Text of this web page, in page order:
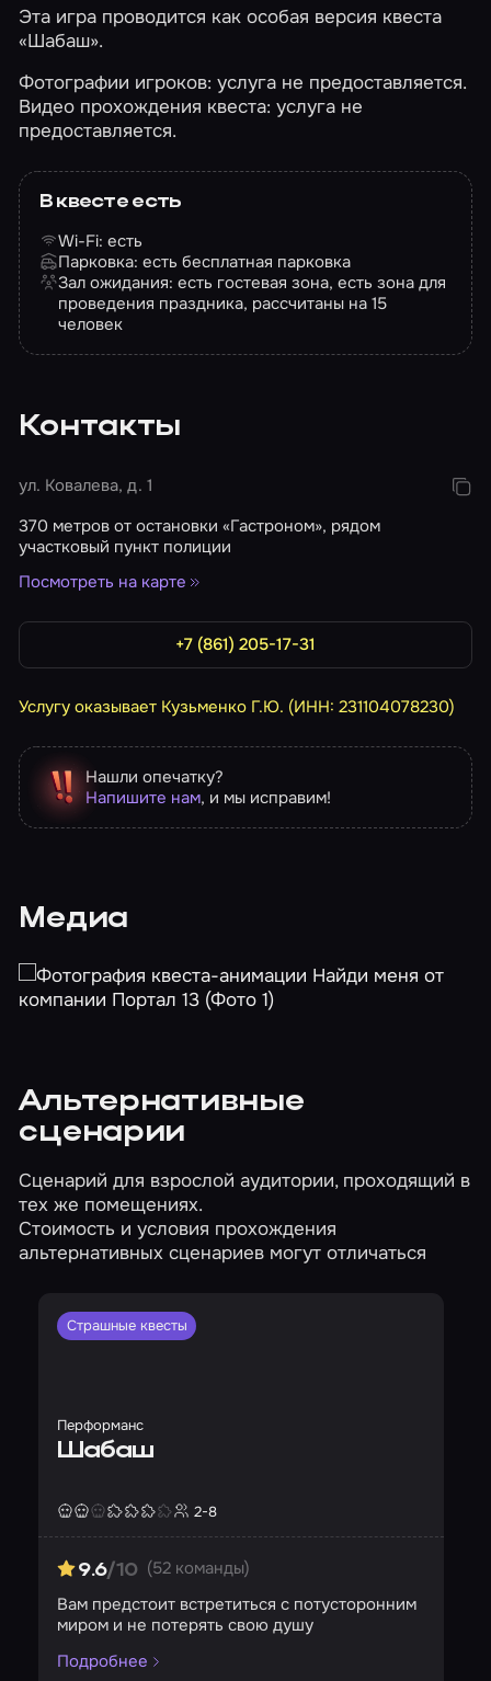
Эта игра проводится как особая версия квеста
«Шабаш».
Фотографии игроков: услуга не предоставляется.
Видео прохождения квеста: услуга не
предоставляется.
В квесте есть
Wi-Fi: есть
Парковка: есть бесплатная парковка
Зал ожидания: есть гостевая зона, есть зона для
проведения праздника, рассчитаны на 15
человек
Контакты
ул. Ковалева, д. 1
370 метров от остановки «Гастроном», рядом
участковый пункт полиции
Посмотреть на карте
+7 (861) 205-17-31
Услугу оказывает Кузьменко Г.Ю. (ИНН: 231104078230)
Нашли опечатку?
Напишите нам, и мы исправим!
Медиа
Альтернативные
сценарии
Сценарий для взрослой аудитории, проходящий в
тех же помещениях.
Стоимость и условия прохождения
альтернативных сценариев могут отличаться
Страшные квесты
Перформанс
Шабаш
2-8
9.6/10 (52 команды)
Вам предстоит встретиться с потусторонним
миром и не потерять свою душу
Подробнее